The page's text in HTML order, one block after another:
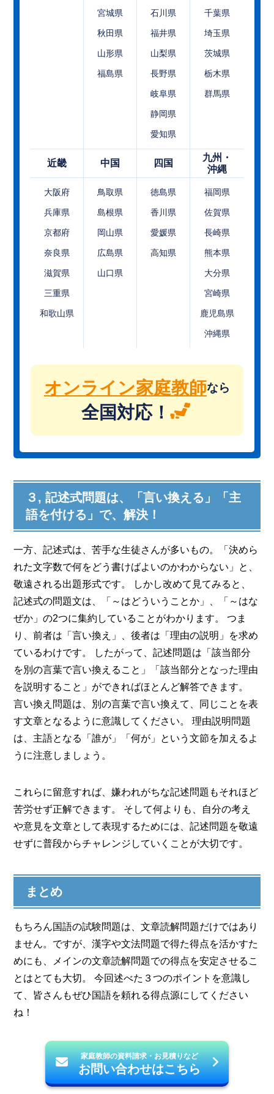
宮城県
秋田県
山形県
福島県
石川県
福井県
山梨県
長野県
岐阜県
静岡県
愛知県
千葉県
埼玉県
茨城県
栃木県
群馬県
近畿
大阪府
兵庫県
京都府
奈良県
滋賀県
三重県
和歌山県
中国
鳥取県
島根県
岡山県
広島県
山口県
四国
徳島県
香川県
愛媛県
高知県
九州・
沖縄
福岡県
佐賀県
長崎県
熊本県
大分県
宮崎県
鹿児島県
沖縄県
オンライン家庭教師なら
全国対応！
３, 記述式問題は、「言い換える」「主
語を付ける」で、解決！
一方、記述式は、苦手な生徒さんが多いもの。「決めら
れた文字数で何をどう書けばよいのかわからない」と、
敬遠される出題形式です。 しかし改めて見てみると、
記述式の問題文は、「～はどういうことか」、「～はな
ぜか」の2つに集約していることがわかります。 つま
り、前者は「言い換え」、後者は「理由の説明」を求め
ているわけです。 したがって、記述問題は「該当部分
を別の言葉で言い換えること」「該当部分となった理由
を説明すること」ができればほとんど解答できます。
言い換え問題は、別の言葉で言い換えて、同じことを表
す文章となるように意識してください。 理由説明問題
は、主語となる「誰が」「何が」という文節を加えるよ
うに注意しましょう。
これらに留意すれば、嫌われがちな記述問題もそれほど
苦労せず正解できます。 そして何よりも、自分の考え
や意見を文章として表現するためには、記述問題を敬遠
せずに普段からチャレンジしていくことが大切です。
まとめ
もちろん国語の試験問題は、文章読解問題だけではあり
ません。ですが、漢字や文法問題で得た得点を活かすた
めにも、メインの文章読解問題での得点を安定させるこ
とはとても大切。 今回述べた３つのポイントを意識し
て、皆さんもぜひ国語を頼れる得点源にしてください
ね！
家庭教師の資料請求・お見積りなど
お問い合わせはこちら